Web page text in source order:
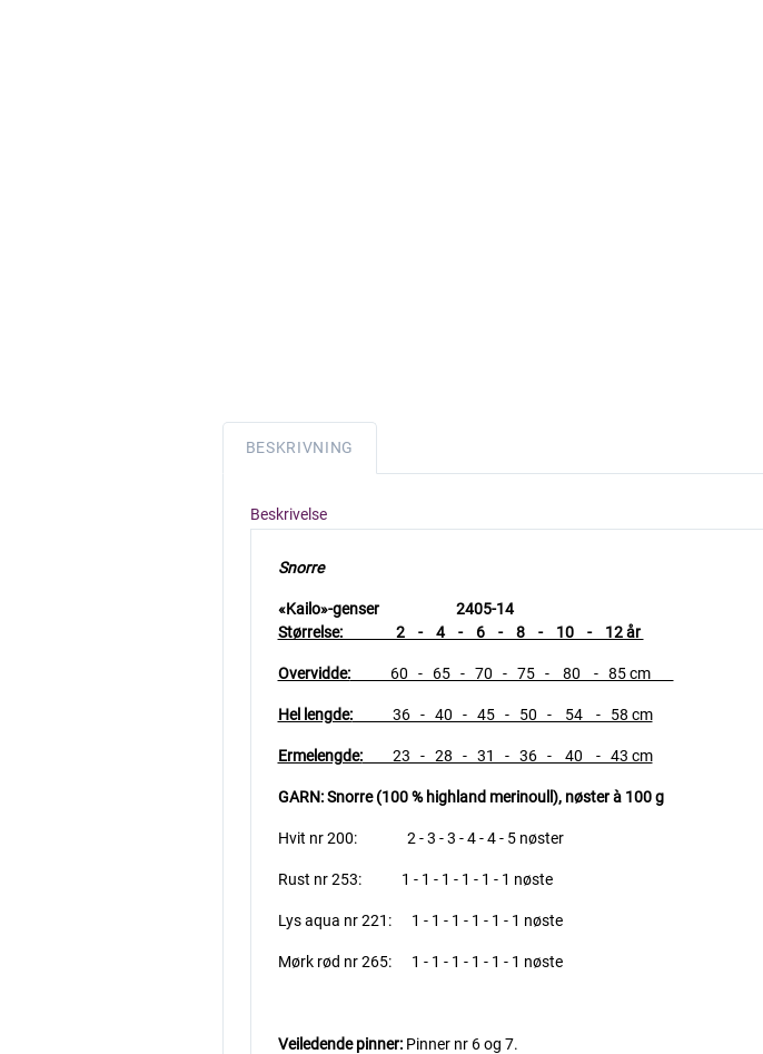
BESKRIVNING
Beskrivelse
Snorre
«Kailo»-genser 2405-14
Størrelse: 2 - 4 - 6 - 8 - 10 - 12 år
Overvidde:60 - 65 - 70 - 75 - 80 - 85 cm
Hel lengde:36 - 40 - 45 - 50 - 54 - 58 cm
Ermelengde:23 - 28 - 31 - 36 - 40 - 43 cm
GARN: Snorre (100 % highland merinoull), nøster à 100 g
Hvit nr 200: 2 - 3 - 3 - 4 - 4 - 5 nøster
Rust nr 253: 1 - 1 - 1 - 1 - 1 - 1 nøste
Lys aqua nr 221: 1 - 1 - 1 - 1 - 1 - 1 nøste
Mørk rød nr 265: 1 - 1 - 1 - 1 - 1 - 1 nøste
Veiledende pinner:Pinner nr 6 og 7.